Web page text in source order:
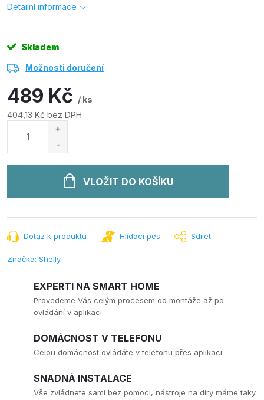
Detailní informace
Skladem
Možnosti doručení
489 Kč / ks
404,13 Kč bez DPH
VLOŽIT DO KOŠÍKU
Dotaz k produktu Hlídací pes Sdílet
Značka: Shelly
EXPERTI NA SMART HOME
Provedeme Vás celým procesem od montáže až po
ovládání v aplikaci.
DOMÁCNOST V TELEFONU
Celou domácnost ovládáte v telefonu přes aplikaci.
SNADNÁ INSTALACE
Vše zvládnete sami bez pomoci, nástroje na díry máme taky.